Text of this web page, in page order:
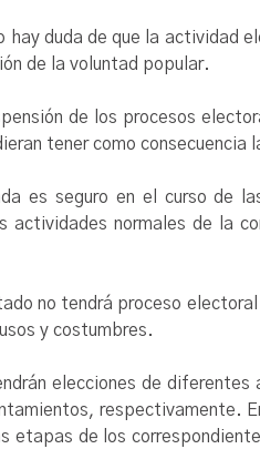
hay duda de que la actividad
de la voluntad popular.
de los procesos
tener como
es seguro en el curso de
actividades normales de la
no tendrá proceso
y costumbres.
elecciones de
respectivamente.
etapas de los